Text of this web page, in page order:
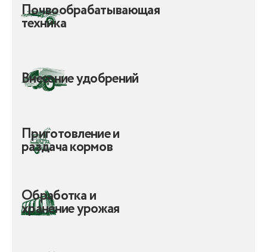
Почвообрабатывающая
техника
Внесение удобрений
Приготовление и
раздача кормов
Обработка и
хранение урожая